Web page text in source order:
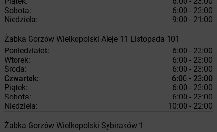
Sobota:
6:00 - 23:00
Niedziela:
9:00 - 21:00
Żabka Gorzów Wielkopolski Aleje 11 Listopada 101
Poniedziałek:
6:00 - 23:00
Wtorek:
6:00 - 23:00
Środa:
6:00 - 23:00
Czwartek:
6:00 - 23:00
Piątek:
6:00 - 23:00
Sobota:
6:00 - 23:00
Niedziela:
10:00 - 22:00
Żabka Gorzów Wielkopolski Sybiraków 1